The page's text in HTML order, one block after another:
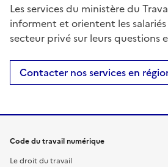
Les services du ministère du
informent et orientent les
secteur privé sur leurs questions
Contacter nos services en
Code du travail numérique
Le droit du travail